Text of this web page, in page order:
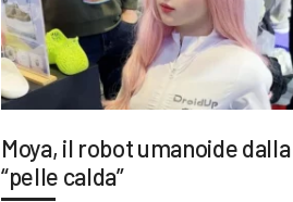
Moya, il robot umanoide dalla
“pelle calda”